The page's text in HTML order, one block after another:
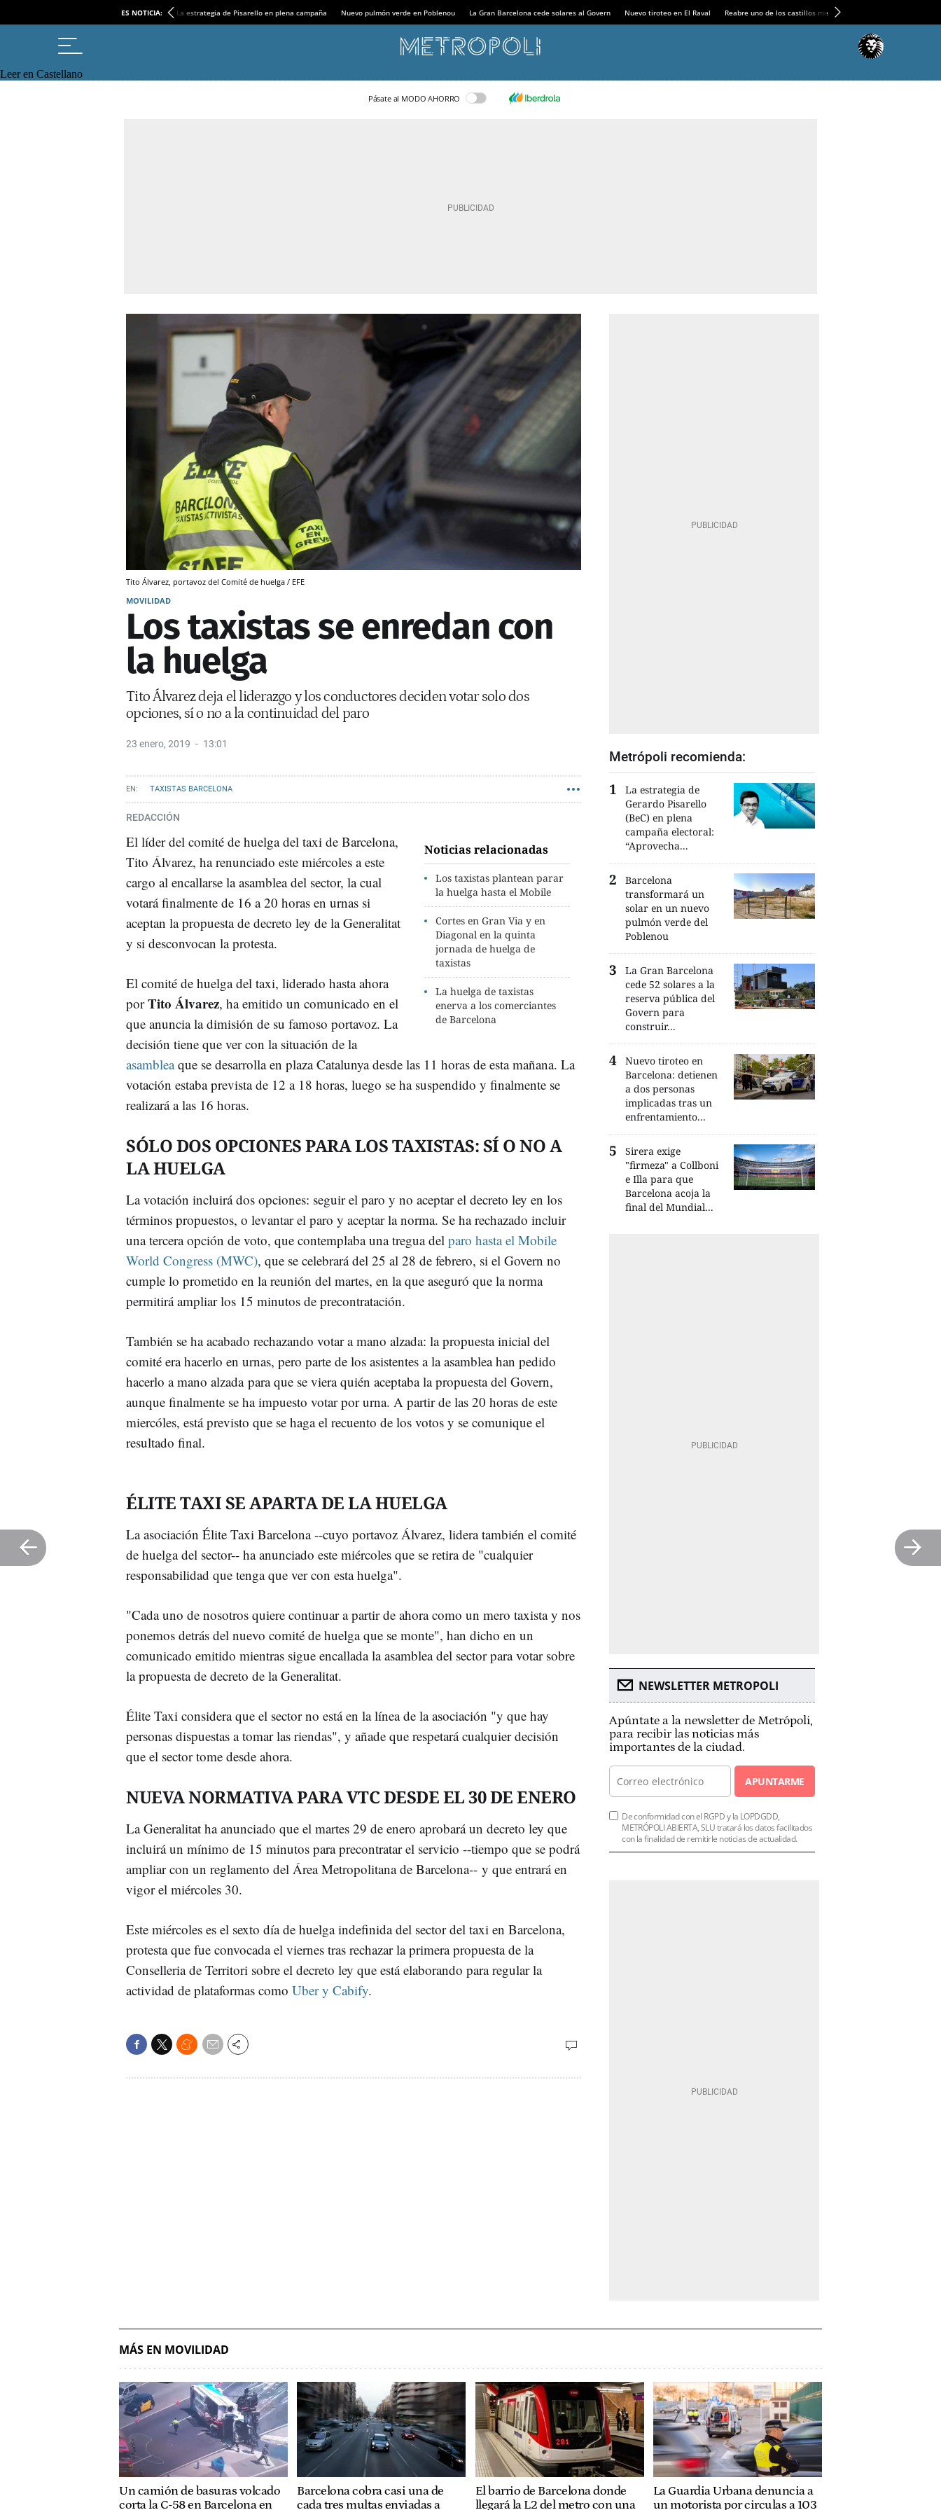
ES NOTICIA: La estrategia de Pisarello en plena campaña Nuevo pulmón verde en Poblenou La Gran Barcelona cede solares al Govern Nuevo tiroteo en El Raval Reabre uno de los castillos medievales más espectaculares
Leer en Castellano
Pásate al MODO AHORRO
Tito Álvarez, portavoz del Comité de huelga / EFE
MOVILIDAD
Los taxistas se enredan con
la huelga
Tito Álvarez deja el liderazgo y los conductores deciden votar solo dos
opciones, sí o no a la continuidad del paro
23 enero, 2019 13:01
TAXISTAS BARCELONA
REDACCIÓN
Noticias relacionadas
Los taxistas plantean parar
la huelga hasta el Mobile
Cortes en Gran Via y en
Diagonal en la quinta
jornada de huelga de
taxistas
La huelga de taxistas
enerva a los comerciantes
de Barcelona
El líder del comité de huelga del taxi de Barcelona,
Tito Álvarez, ha renunciado este miércoles a este
cargo al encallarse la asamblea del sector, la cual
votará finalmente de 16 a 20 horas en urnas si
aceptan la propuesta de decreto ley de la Generalitat
y si desconvocan la protesta.
El comité de huelga del taxi, liderado hasta ahora
porTito Álvarez, ha emitido un comunicado en el
que anuncia la dimisión de su famoso portavoz. La
decisión tiene que ver con la situación de la
asambleaque se desarrolla en plaza Catalunya desde las 11 horas de esta mañana. La
votación estaba prevista de 12 a 18 horas, luego se ha suspendido y finalmente se
realizará a las 16 horas.
SÓLO DOS OPCIONES PARA LOS TAXISTAS: SÍ O NO A
LA HUELGA
La votación incluirá dos opciones: seguir el paro y no aceptar el decreto ley en los
términos propuestos, o levantar el paro y aceptar la norma. Se ha rechazado incluir
una tercera opción de voto, que contemplaba una tregua del paro hasta el Mobile
World Congress (MWC), que se celebrará del 25 al 28 de febrero, si el Govern no
cumple lo prometido en la reunión del martes, en la que aseguró que la norma
permitirá ampliar los 15 minutos de precontratación.
También se ha acabado rechazando votar a mano alzada: la propuesta inicial del
comité era hacerlo en urnas, pero parte de los asistentes a la asamblea han pedido
hacerlo a mano alzada para que se viera quién aceptaba la propuesta del Govern,
aunque finalmente se ha impuesto votar por urna. A partir de las 20 horas de este
miercóles, está previsto que se haga el recuento de los votos y se comunique el
resultado final.
ÉLITE TAXI SE APARTA DE LA HUELGA
La asociación Élite Taxi Barcelona --cuyo portavoz Álvarez, lidera también el comité
de huelga del sector-- ha anunciado este miércoles que se retira de "cualquier
responsabilidad que tenga que ver con esta huelga".
"Cada uno de nosotros quiere continuar a partir de ahora como un mero taxista y nos
ponemos detrás del nuevo comité de huelga que se monte", han dicho en un
comunicado emitido mientras sigue encallada la asamblea del sector para votar sobre
la propuesta de decreto de la Generalitat.
Élite Taxi considera que el sector no está en la línea de la asociación "y que hay
personas dispuestas a tomar las riendas", y añade que respetará cualquier decisión
que el sector tome desde ahora.
NUEVA NORMATIVA PARA VTC DESDE EL 30 DE ENERO
La Generalitat ha anunciado que el martes 29 de enero aprobará un decreto ley que
incluirá un mínimo de 15 minutos para precontratar el servicio --tiempo que se podrá
ampliar con un reglamento del Área Metropolitana de Barcelona-- y que entrará en
vigor el miércoles 30.
Este miércoles es el sexto día de huelga indefinida del sector del taxi en Barcelona,
protesta que fue convocada el viernes tras rechazar la primera propuesta de la
Conselleria de Territori sobre el decreto ley que está elaborando para regular la
actividad de plataformas como Uber y Cabify.
Metrópoli recomienda:
La estrategia de
Gerardo Pisarello
(BeC) en plena
campaña electoral:
“Aprovecha...
Barcelona
transformará un
solar en un nuevo
pulmón verde del
Poblenou
La Gran Barcelona
cede 52 solares a la
reserva pública del
Govern para
construir...
Nuevo tiroteo en
Barcelona: detienen
a dos personas
implicadas tras un
enfrentamiento...
Sirera exige
"firmeza" a Collboni
e Illa para que
Barcelona acoja la
final del Mundial...
NEWSLETTER METROPOLI
Apúntate a la newsletter de Metrópoli,
para recibir las noticias más
importantes de la ciudad.
APUNTARME
De conformidad con el RGPD y la LOPDGDD,
METRÓPOLI ABIERTA, SLU tratará los datos facilitados
con la finalidad de remitirle noticias de actualidad.
MÁS EN MOVILIDAD
Un camión de basuras volcado
corta la C-58 en Barcelona en
Barcelona cobra casi una de
cada tres multas enviadas a
El barrio de Barcelona donde
llegará la L2 del metro con una
La Guardia Urbana denuncia a
un motorista por circulas a 103